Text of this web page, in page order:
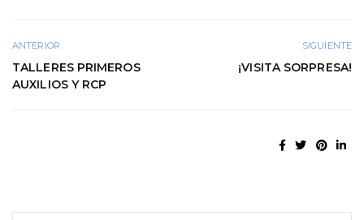
ANTERIOR
TALLERES PRIMEROS
AUXILIOS Y RCP
SIGUIENTE
¡VISITA SORPRESA!